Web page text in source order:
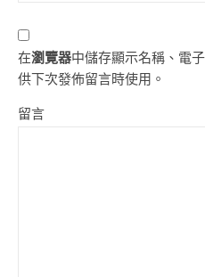
在瀏覽器中儲存顯示名稱、電
供下次發佈留言時使用。
留言